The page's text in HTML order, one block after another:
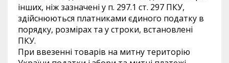
інших, ніж зазначені у п. 297.1 ст. 297 ПКУ,
здійснюються платниками єдиного податку в
порядку, розмірах та у строки, встановлені
ПКУ.
При ввезенні товарів на митну територію